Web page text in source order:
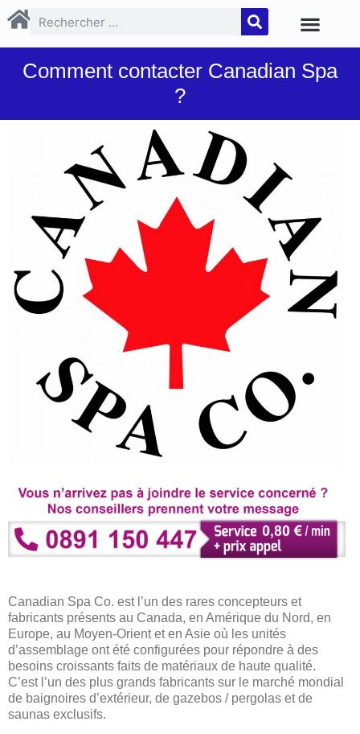
Comment contacter Canadian Spa
?
Canadian Spa Co. est l’un des rares concepteurs et
fabricants présents au Canada, en Amérique du Nord, en
Europe, au Moyen-Orient et en Asie où les unités
d’assemblage ont été configurées pour répondre à des
besoins croissants faits de matériaux de haute qualité.
C’est l’un des plus grands fabricants sur le marché mondial
de baignoires d’extérieur, de gazebos / pergolas et de
saunas exclusifs.